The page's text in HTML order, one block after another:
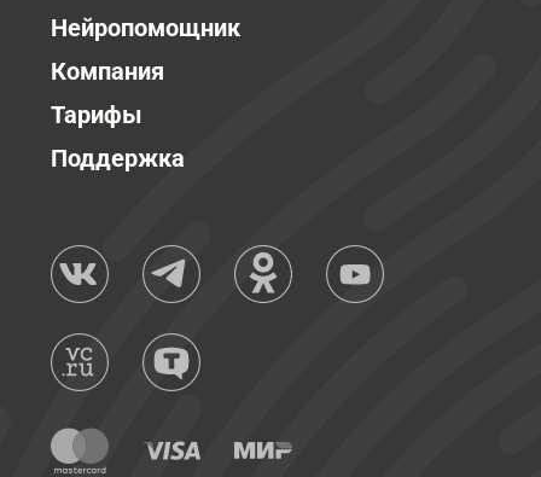
Нейропомощник
Компания
Тарифы
Поддержка